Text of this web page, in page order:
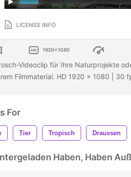
LICENSE INFO
1920x1080
Videoclip für Ihre Naturprojekte
Filmmaterial. HD 1920 x 1080 | 30
For
Tier Tropisch Draussen
Haben, Haben